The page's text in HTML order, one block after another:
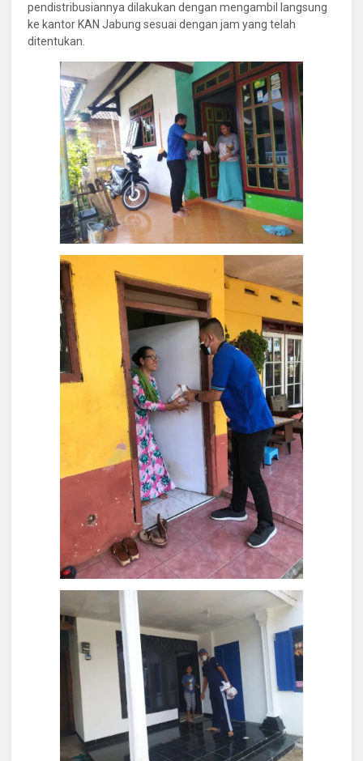
pendistribusiannya dilakukan dengan mengambil langsung
ke kantor KAN Jabung sesuai dengan jam yang telah
ditentukan.